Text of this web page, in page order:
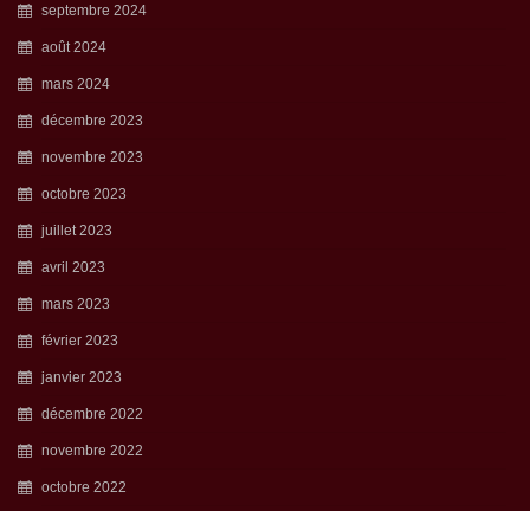
septembre 2024
août 2024
mars 2024
décembre 2023
novembre 2023
octobre 2023
juillet 2023
avril 2023
mars 2023
février 2023
janvier 2023
décembre 2022
novembre 2022
octobre 2022